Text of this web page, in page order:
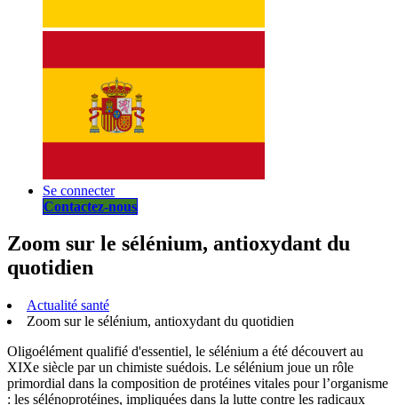
Se connecter
Contactez-nous
Zoom sur le sélénium, antioxydant du
quotidien
Actualité santé
Zoom sur le sélénium, antioxydant du quotidien
Oligoélément qualifié d'essentiel, le sélénium a été découvert au
XIXe siècle par un chimiste suédois. Le sélénium joue un rôle
primordial dans la composition de protéines vitales pour l’organisme
: les sélénoprotéines, impliquées dans la lutte contre les radicaux